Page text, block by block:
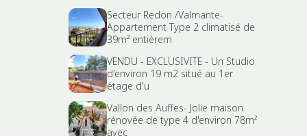
Secteur Redon /Valmante-
Appartement Type 2 climatisé de
39m² entièrem
VENDU - EXCLUSIVITE - Un Studio
d'environ 19 m2 situé au 1er
étage d'u
Vallon des Auffes- Jolie maison
rénovée de type 4 d'environ 78m²
avec